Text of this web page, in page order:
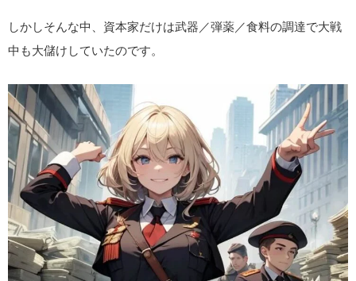
しかしそんな中、資本家だけは武器／弾薬／食料の調達で大戦
中も大儲けしていたのです。